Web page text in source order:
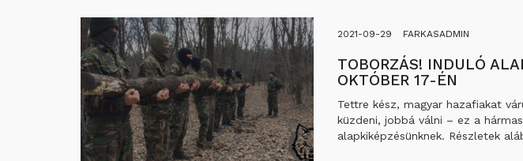
2021-09-29 FARKASADMIN
TOBORZÁS! INDULÓ
OKTÓBER 17-ÉN
Tettre kész, magyar hazafiakat
küzdeni, jobbá válni – ez a
alapkiképzésünknek. Részletek